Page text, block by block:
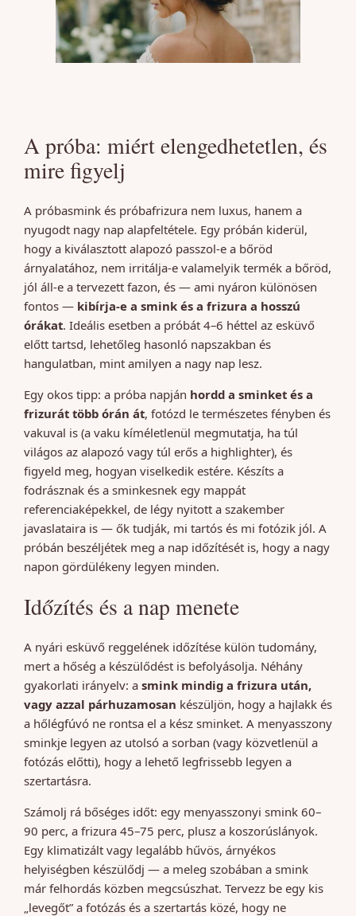
A próba: miért elengedhetetlen, és
mire figyelj
A próbasmink és próbafrizura nem luxus, hanem a
nyugodt nagy nap alapfeltétele. Egy próbán kiderül,
hogy a kiválasztott alapozó passzol-e a bőröd
árnyalatához, nem irritálja-e valamelyik termék a bőröd,
jól áll-e a tervezett fazon, és — ami nyáron különösen
fontos — kibírja-e a smink és a frizura a hosszú
órákat. Ideális esetben a próbát 4–6 héttel az esküvő
előtt tartsd, lehetőleg hasonló napszakban és
hangulatban, mint amilyen a nagy nap lesz.
Egy okos tipp: a próba napján hordd a sminket és a
frizurát több órán át, fotózd le természetes fényben és
vakuval is (a vaku kíméletlenül megmutatja, ha túl
világos az alapozó vagy túl erős a highlighter), és
figyeld meg, hogyan viselkedik estére. Készíts a
fodrásznak és a sminkesnek egy mappát
referenciaképekkel, de légy nyitott a szakember
javaslataira is — ők tudják, mi tartós és mi fotózik jól. A
próbán beszéljétek meg a nap időzítését is, hogy a nagy
napon gördülékeny legyen minden.
Időzítés és a nap menete
A nyári esküvő reggelének időzítése külön tudomány,
mert a hőség a készülődést is befolyásolja. Néhány
gyakorlati irányelv: a smink mindig a frizura után,
vagy azzal párhuzamosan készüljön, hogy a hajlakk és
a hőlégfúvó ne rontsa el a kész sminket. A menyasszony
sminkje legyen az utolsó a sorban (vagy közvetlenül a
fotózás előtti), hogy a lehető legfrissebb legyen a
szertartásra.
Számolj rá bőséges időt: egy menyasszonyi smink 60–
90 perc, a frizura 45–75 perc, plusz a koszorúslányok.
Egy klimatizált vagy legalább hűvös, árnyékos
helyiségben készülődj — a meleg szobában a smink
már felhordás közben megcsúszhat. Tervezz be egy kis
„levegőt” a fotózás és a szertartás közé, hogy ne